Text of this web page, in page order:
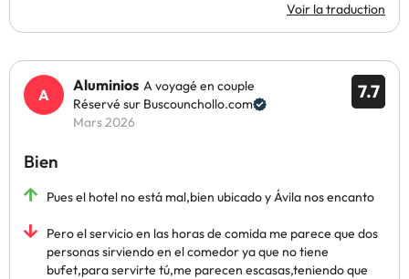
Voir la traduction
7.7
Aluminios A voyagé en couple
Réservé sur Buscounchollo.com
Mars 2026
Bien
Pues el hotel no está mal,bien ubicado y Ávila nos encanto
Pero el servicio en las horas de comida me parece que dos
personas sirviendo en el comedor ya que no tiene
bufet,para servirte tú,me parecen escasas,teniendo que